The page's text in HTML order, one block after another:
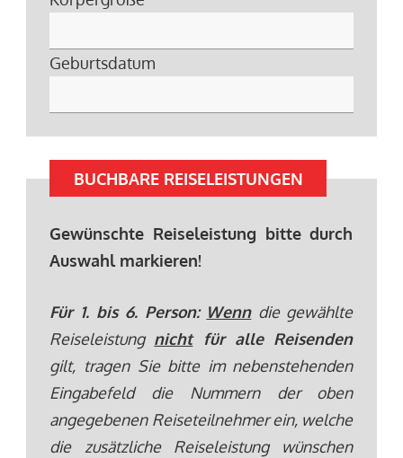
Geburtsdatum
BUCHBARE REISELEISTUNGEN
Gewünschte Reiseleistung bitte durch
Auswahl markieren!
Für 1. bis 6. Person: Wenn die gewählte
Reiseleistung nichtfür alle Reisenden
gilt, tragen Sie bitte im nebenstehenden
Eingabefeld die Nummern der oben
angegebenen Reiseteilnehmer ein, welche
die zusätzliche Reiseleistung wünschen